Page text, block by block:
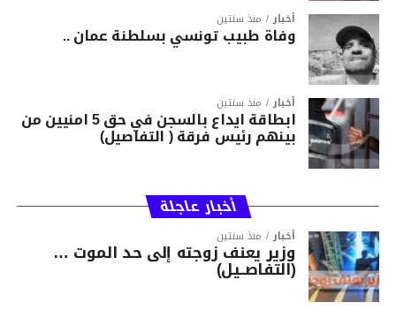
أخبار منذ سنتين
وفاة طبيب تونسي بسلطنة عمان ..
أخبار منذ سنتين
ابطاقة ايداع بالسجن في حق 5 امنيين من
بينهم رئيس فرقة ( التفاصيل)
أخبار عاجلة
أخبار منذ سنتين
وزير يعنف زوجته إلى حد الموت …
(التفاصــيل)